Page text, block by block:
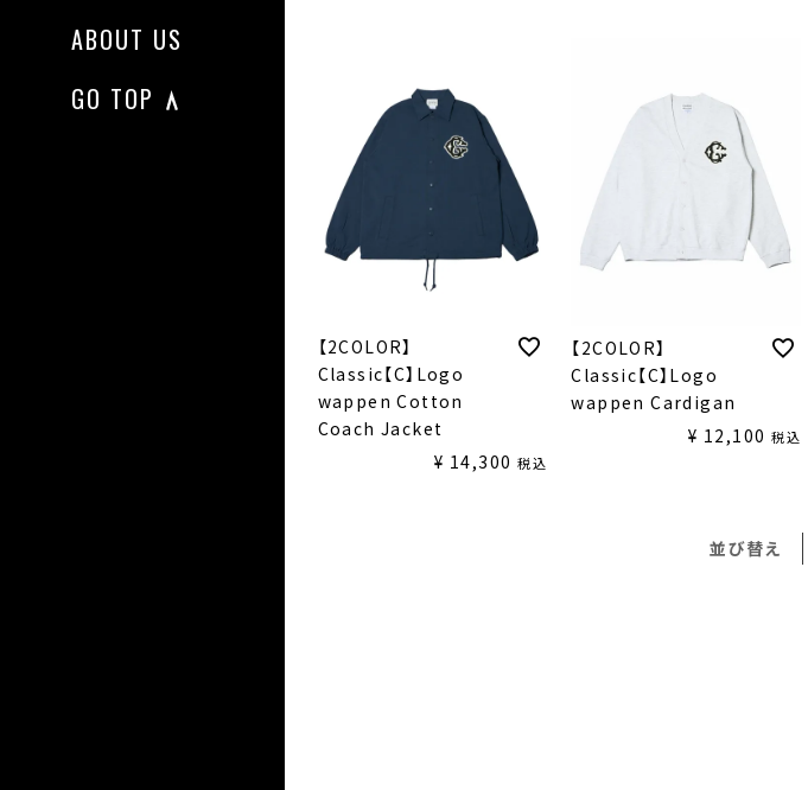
ABOUT US
GO TOP
【2COLOR】
Classic【C】Logo
wappen Cotton
Coach Jacket
¥ 14,300 税込
【2COLOR】
Classic【C】Logo
wappen Cardigan
¥ 12,100 税込
並び替え